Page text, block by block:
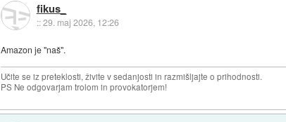
fikus_
::29. maj 2026, 12:26
Amazon je "naš".
Učite se iz preteklosti, živite v sedanjosti in razmišljajte o prihodnosti.
PS Ne odgovarjam trolom in provokatorjem!